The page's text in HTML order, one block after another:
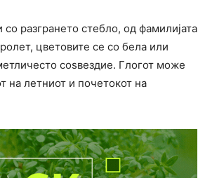
разгрането стебло, од фамилијата
цветовите се со бела или
соѕвездие. Глогот може
на летниот и почетокот на